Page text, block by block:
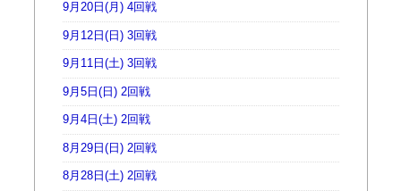
9月20日(月) 4回戦
9月12日(日) 3回戦
9月11日(土) 3回戦
9月5日(日) 2回戦
9月4日(土) 2回戦
8月29日(日) 2回戦
8月28日(土) 2回戦